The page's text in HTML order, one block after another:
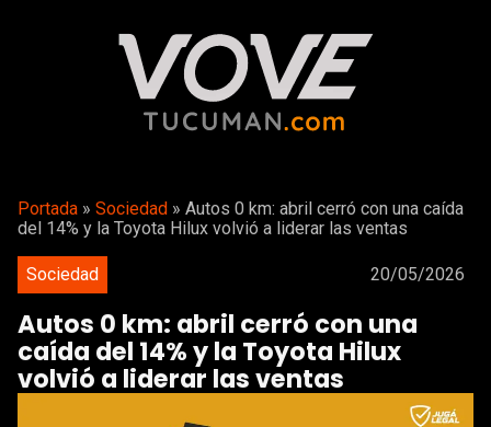
Portada » Sociedad » Autos 0 km: abril cerró con una caída
del 14% y la Toyota Hilux volvió a liderar las ventas
Sociedad 20/05/2026
Autos 0 km: abril cerró con una
caída del 14% y la Toyota Hilux
volvió a liderar las ventas